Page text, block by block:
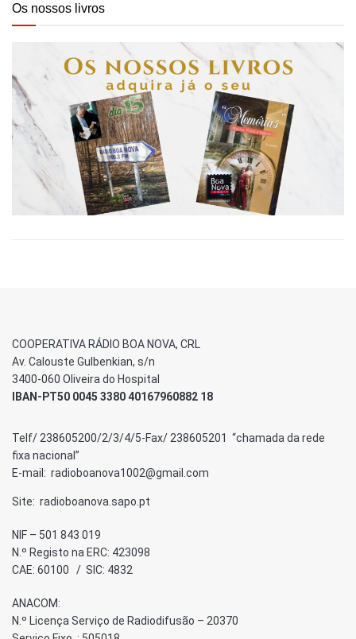
Os nossos livros
COOPERATIVA RÁDIO BOA NOVA, CRL
Av. Calouste Gulbenkian, s/n
3400-060 Oliveira do Hospital
IBAN-PT50 0045 3380 40167960882 18
Telf/ 238605200/2/3/4/5-Fax/ 238605201 “chamada da rede
fixa nacional”
E-mail: radioboanova1002@gmail.com
Site: radioboanova.sapo.pt
NIF – 501 843 019
N.º Registo na ERC: 423098
CAE: 60100 / SIC: 4832
ANACOM:
N.º Licença Serviço de Radiodifusão – 20370